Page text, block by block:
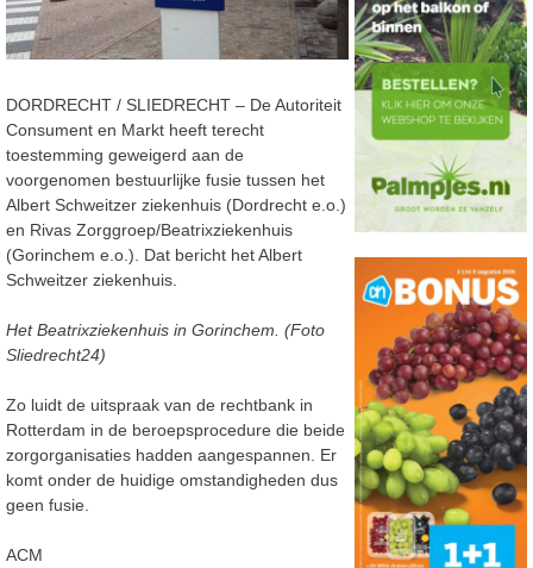
DORDRECHT / SLIEDRECHT – De Autoriteit
Consument en Markt heeft terecht
toestemming geweigerd aan de
voorgenomen bestuurlijke fusie tussen het
Albert Schweitzer ziekenhuis (Dordrecht e.o.)
en Rivas Zorggroep/Beatrixziekenhuis
(Gorinchem e.o.). Dat bericht het Albert
Schweitzer ziekenhuis.
Het Beatrixziekenhuis in Gorinchem. (Foto
Sliedrecht24)
Zo luidt de uitspraak van de rechtbank in
Rotterdam in de beroepsprocedure die beide
zorgorganisaties hadden aangespannen. Er
komt onder de huidige omstandigheden dus
geen fusie.
ACM